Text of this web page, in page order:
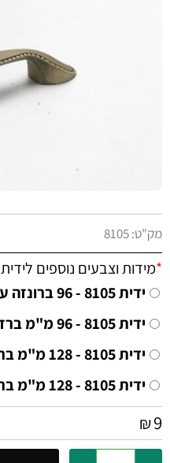
מק"ט:8105
*מידות וצבעים נוספים לידית 8105:
ידית 8105 - 96 ברונזה עתיקה
ידית 8105 - 96 מ"מ ברזל עתיק
ידית 8105 - 128 מ"מ ברונזה עתיקה
ידית 8105 - 128 מ"מ ברזל עתיק
₪9